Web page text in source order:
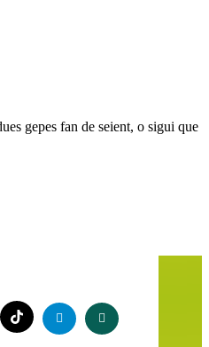
gepes fan de seient, o sigui que